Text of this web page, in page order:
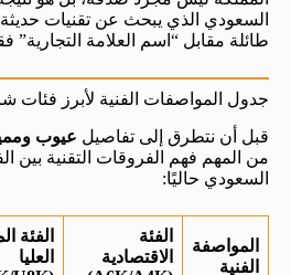
طائلة مقابل “اسم العلامة التجارية”
جدول المواصفات الفنية لأبرز
قبل أن نتطرق إلى تفاصيل عيوب
من المهم فهم الفروقات التقنية بين
السعودي حاليًا:
المواصفة
الفنية
الفئة
الاقتصادية
الفئة
العليا